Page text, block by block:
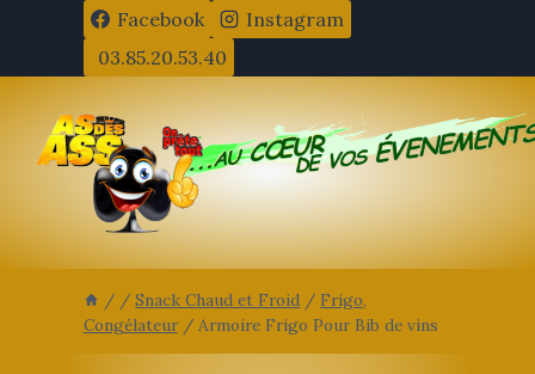
contenu
Facebook
Instagram
03.85.20.53.40
/ / Snack Chaud et Froid / Frigo,
Congélateur / Armoire Frigo Pour Bib de vins